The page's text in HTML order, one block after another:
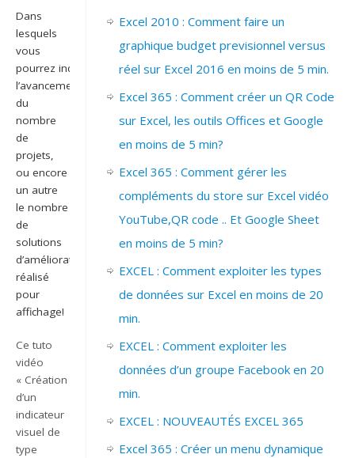
Dans
lesquels
vous
pourrez indiquer
l’avancement
du
nombre
de
projets,
ou encore
un autre
le nombre
de
solutions
d’améliorations
réalisé
pour
affichage!
Ce tuto
vidéo
« Création
d’un
indicateur
visuel de
type
Excel 2010 : Comment faire un
graphique budget previsionnel versus
réel sur Excel 2016 en moins de 5 min.
Excel 365 : Comment créer un QR Code
sur Excel, les outils Offices et Google
en moins de 5 min?
Excel 365 : Comment gérer les
compléments du store sur Excel vidéo
YouTube,QR code .. Et Google Sheet
en moins de 5 min?
EXCEL : Comment exploiter les types
de données sur Excel en moins de 20
min.
EXCEL : Comment exploiter les
données d’un groupe Facebook en 20
min.
EXCEL : NOUVEAUTÉS EXCEL 365
Excel 365 : Créer un menu dynamique